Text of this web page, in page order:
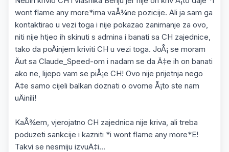
wont flame any more*ima vaÅ¾ne pozicije. Ali ja sam ga
kontaktirao u vezi toga i nije pokazao zanimanje za ovo,
niti nije htjeo ih skinuti s admina i banati sa CH zajednice,
tako da poÄinjem kriviti CH u vezi toga. JoÅ¡ se moram
Äut sa Claude_Speed-om i nadam se da Ä‡e ih on banati
ako ne, lijepo vam se piÅ¡e CH! Ovo nije prijetnja nego
Ä‡e samo cijeli balkan doznati o ovome Å¡to ste nam
uÄinili!
KaÅ¾em, vjerojatno CH zajednica nije kriva, ali treba
poduzeti sankcije i kazniti *i wont flame any more*E!
Takvi se nesmiju izvuÄ‡i...